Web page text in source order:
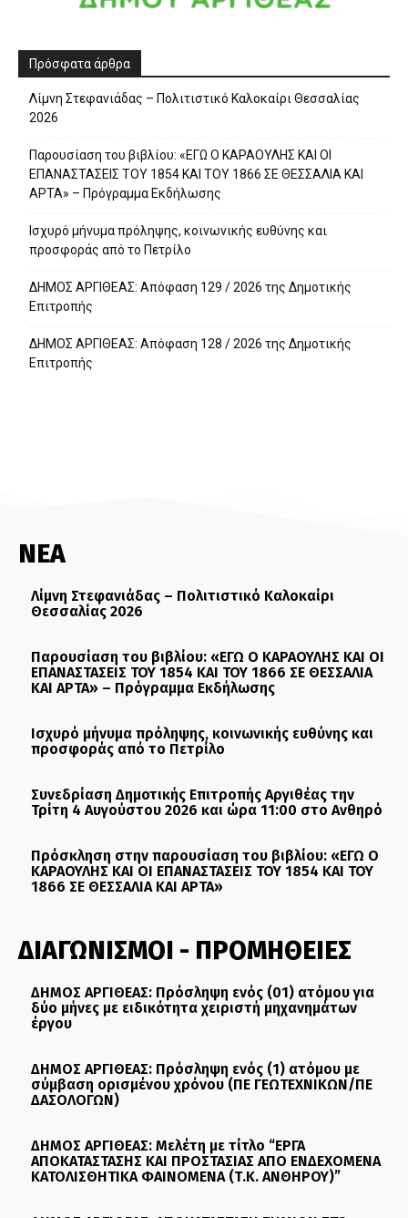
Πρόσφατα άρθρα
Λίμνη Στεφανιάδας – Πολιτιστικό Καλοκαίρι Θεσσαλίας
2026
Παρουσίαση του βιβλίου: «ΕΓΩ Ο ΚΑΡΑΟΥΛΗΣ ΚΑΙ ΟΙ
ΕΠΑΝΑΣΤΑΣΕΙΣ ΤΟΥ 1854 ΚΑΙ ΤΟΥ 1866 ΣΕ ΘΕΣΣΑΛΙΑ ΚΑΙ
ΑΡΤΑ» – Πρόγραμμα Εκδήλωσης
Ισχυρό μήνυμα πρόληψης, κοινωνικής ευθύνης και
προσφοράς από το Πετρίλο
ΔΗΜΟΣ ΑΡΓΙΘΕΑΣ: Απόφαση 129 / 2026 της Δημοτικής
Επιτροπής
ΔΗΜΟΣ ΑΡΓΙΘΕΑΣ: Απόφαση 128 / 2026 της Δημοτικής
Επιτροπής
ΝΕΑ
Λίμνη Στεφανιάδας – Πολιτιστικό Καλοκαίρι
Θεσσαλίας 2026
Παρουσίαση του βιβλίου: «ΕΓΩ Ο ΚΑΡΑΟΥΛΗΣ ΚΑΙ ΟΙ
ΕΠΑΝΑΣΤΑΣΕΙΣ ΤΟΥ 1854 ΚΑΙ ΤΟΥ 1866 ΣΕ ΘΕΣΣΑΛΙΑ
ΚΑΙ ΑΡΤΑ» – Πρόγραμμα Εκδήλωσης
Ισχυρό μήνυμα πρόληψης, κοινωνικής ευθύνης και
προσφοράς από το Πετρίλο
Συνεδρίαση Δημοτικής Επιτροπής Αργιθέας την
Τρίτη 4 Αυγούστου 2026 και ώρα 11:00 στο Ανθηρό
Πρόσκληση στην παρουσίαση του βιβλίου: «ΕΓΩ Ο
ΚΑΡΑΟΥΛΗΣ ΚΑΙ ΟΙ ΕΠΑΝΑΣΤΑΣΕΙΣ ΤΟΥ 1854 ΚΑΙ ΤΟΥ
1866 ΣΕ ΘΕΣΣΑΛΙΑ ΚΑΙ ΑΡΤΑ»
ΔΙΑΓΩΝΙΣΜΟΙ - ΠΡΟΜΗΘΕΙΕΣ
ΔΗΜΟΣ ΑΡΓΙΘΕΑΣ: Πρόσληψη ενός (01) ατόμου για
δύο μήνες με ειδικότητα χειριστή μηχανημάτων
έργου
ΔΗΜΟΣ ΑΡΓΙΘΕΑΣ: Πρόσληψη ενός (1) ατόμου με
σύμβαση ορισμένου χρόνου (ΠΕ ΓΕΩΤΕΧΝΙΚΩΝ/ΠΕ
ΔΑΣΟΛΟΓΩΝ)
ΔΗΜΟΣ ΑΡΓΙΘΕΑΣ: Μελέτη με τίτλο “ΕΡΓΑ
ΑΠΟΚΑΤΑΣΤΑΣΗΣ ΚΑΙ ΠΡΟΣΤΑΣΙΑΣ ΑΠΟ ΕΝΔΕΧΟΜΕΝΑ
ΚΑΤΟΛΙΣΘΗΤΙΚΑ ΦΑΙΝΟΜΕΝΑ (Τ.Κ. ΑΝΘΗΡΟΥ)”